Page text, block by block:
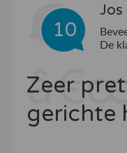
10
De
Zeer
gerichte